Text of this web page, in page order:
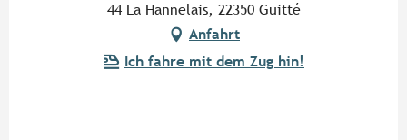
44 La Hannelais, 22350 Guitté
Anfahrt
Ich fahre mit dem Zug hin!